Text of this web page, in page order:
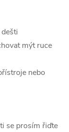
mýt ruce
nebo
se prosím řiďte